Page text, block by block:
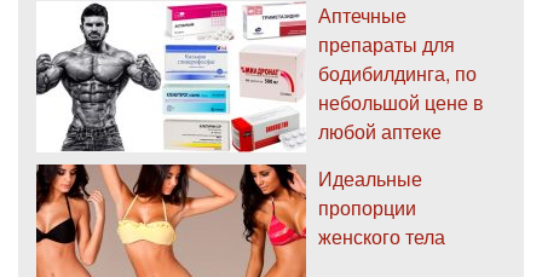
Аптечные
препараты для
бодибилдинга, по
небольшой цене в
любой аптеке
Идеальные
пропорции
женского тела